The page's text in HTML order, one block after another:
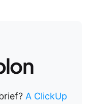
A ClickUp